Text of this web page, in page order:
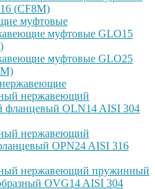
(CF8M)
муфтовые
муфтовые GLO15
муфтовые GLO25
нержавеющий
фланцевый OLN14 AISI 304
нержавеющий
OPN24 AISI 316
нержавеющий пружинный
OVG14 AISI 304